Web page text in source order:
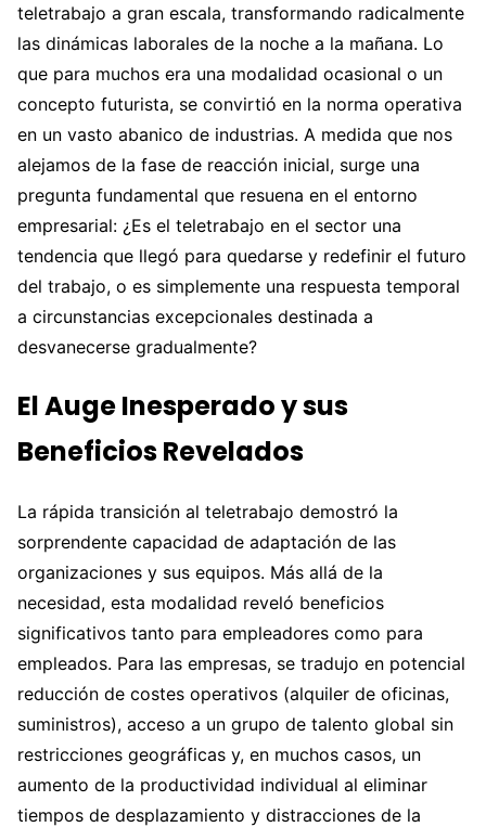
teletrabajo a gran escala, transformando radicalmente
las dinámicas laborales de la noche a la mañana. Lo
que para muchos era una modalidad ocasional o un
concepto futurista, se convirtió en la norma operativa
en un vasto abanico de industrias. A medida que nos
alejamos de la fase de reacción inicial, surge una
pregunta fundamental que resuena en el entorno
empresarial: ¿Es el teletrabajo en el sector una
tendencia que llegó para quedarse y redefinir el futuro
del trabajo, o es simplemente una respuesta temporal
a circunstancias excepcionales destinada a
desvanecerse gradualmente?
El Auge Inesperado y sus
Beneficios Revelados
La rápida transición al teletrabajo demostró la
sorprendente capacidad de adaptación de las
organizaciones y sus equipos. Más allá de la
necesidad, esta modalidad reveló beneficios
significativos tanto para empleadores como para
empleados. Para las empresas, se tradujo en potencial
reducción de costes operativos (alquiler de oficinas,
suministros), acceso a un grupo de talento global sin
restricciones geográficas y, en muchos casos, un
aumento de la productividad individual al eliminar
tiempos de desplazamiento y distracciones de la